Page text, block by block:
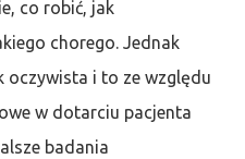
co robić, jak
chorego. Jednak
oczywista i to ze względu
w dotarciu pacjenta
badania